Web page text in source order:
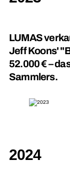
LUMAS
Jeff Koons'
52.000 € –
Sammlers.
2024